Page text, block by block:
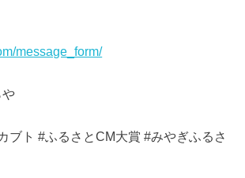
message_form/
や
ブト #ふるさとCM大賞 #みやぎふるさ